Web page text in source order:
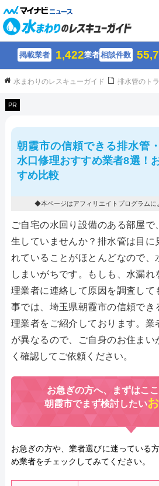
掲載業者 1,422業者相談件数
水まわりのレスキューガイド 排水管のト
PR
朝霞市の信頼できる排水管
水口修理おすすめ業者8選！
すめ比較
◆本ページはアフィリエイトプログラムに
ご自宅の水回り設備のある部屋で
生していませんか？排水管は目に
れていることがほとんどなので、
しまいがちです。もしも、水漏
理業者に連絡して原因を調査して
事では、埼玉県朝霞市の信頼でき
理業者をご紹介しております。業
が異なるので、ご自身のお住まい
く確認してご依頼ください。
お急ぎの方へ、まずはこ
朝霞市でまず検討したい
お急ぎの方や、業者選びに迷っている
め業者をチェックしてみてください。